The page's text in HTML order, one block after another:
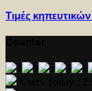
Τιμές